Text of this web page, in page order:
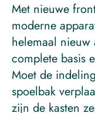
Met nieuwe
moderne
helemaal
complete basis
Moet de
spoelbak
zijn de kasten